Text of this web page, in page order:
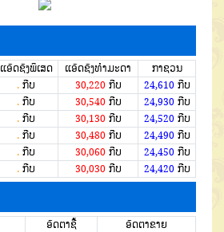
ແອັດຊັງພິເສດ ແອັດຊັງທຳມະດາ
ກາຊວນ
. ກີບ 30,220ກີບ 24,610ກີບ
. ກີບ 30,540ກີບ 24,930ກີບ
. ກີບ 30,130ກີບ 24,520ກີບ
. ກີບ 30,480ກີບ 24,490ກີບ
. ກີບ 30,060ກີບ 24,450ກີບ
. ກີບ 30,030ກີບ 24,420ກີບ
ອັດຕາຊື້
ອັດຕາຂາຍ